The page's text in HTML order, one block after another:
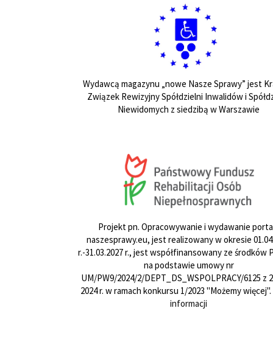
Wydawcą magazynu „nowe Nasze Sprawy” jest
Związek Rewizyjny Spółdzielni Inwalidów i
Niewidomych z siedzibą w Warszawie
Projekt pn. Opracowywanie i wydawanie
naszesprawy.eu, jest realizowany w okresie
r.-31.03.2027 r., jest współfinansowany ze środków
na podstawie umowy nr
UM/PW9/2024/2/DEPT_DS_WSPOLPRACY/6125 z
2024 r. w ramach konkursu 1/2023 "Możemy więcej".
informacji